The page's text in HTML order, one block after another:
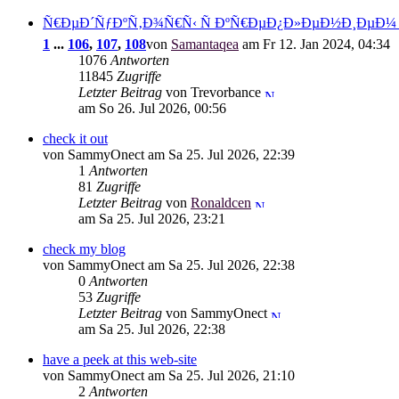
Ñ€ÐµÐ´ÑƒÐºÑ‚Ð¾Ñ€Ñ‹ Ñ
1 ... 106, 107, 108von Samantaqea am Fr 12. Jan 2024, 04:34
1076 Antworten
11845 Zugriffe
Letzter Beitrag von Trevorbance
am So 26. Jul 2026, 00:56
check it out
von SammyOnect am Sa 25. Jul 2026, 22:39
1 Antworten
81 Zugriffe
Letzter Beitrag von Ronaldcen
am Sa 25. Jul 2026, 23:21
check my blog
von SammyOnect am Sa 25. Jul 2026, 22:38
0 Antworten
53 Zugriffe
Letzter Beitrag von SammyOnect
am Sa 25. Jul 2026, 22:38
have a peek at this web-site
von SammyOnect am Sa 25. Jul 2026, 21:10
2 Antworten